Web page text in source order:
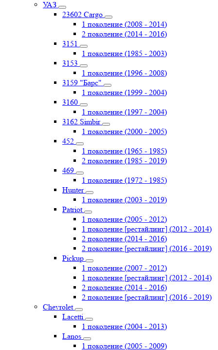
УАЗ
23602 Cargo
1 поколение (2008 - 2014)
2 поколение (2014 - 2016)
3151
1 поколение (1985 - 2003)
3153
1 поколение (1996 - 2008)
3159 "Барс"
1 поколение (1999 - 2004)
3160
1 поколение (1997 - 2004)
3162 Simbir
1 поколение (2000 - 2005)
452
1 поколение (1965 - 1985)
2 поколение (1985 - 2019)
469
1 поколение (1972 - 1985)
Hunter
1 поколение (2003 - 2019)
Patriot
1 поколение (2005 - 2012)
1 поколение [рестайлинг] (2012 - 2014)
2 поколение (2014 - 2016)
2 поколение [рестайлинг] (2016 - 2019)
Pickup
1 поколение (2007 - 2012)
1 поколение [рестайлинг] (2012 - 2014)
2 поколение (2014 - 2016)
2 поколение [рестайлинг] (2016 - 2019)
Chevrolet
Lacetti
1 поколение (2004 - 2013)
Lanos
1 поколение (2005 - 2009)